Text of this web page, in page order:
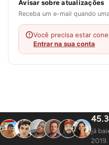
Avisar sobre atualizações
Receba um e-mail quando
Você precisa estar
Entrar na sua conta
já
2019.